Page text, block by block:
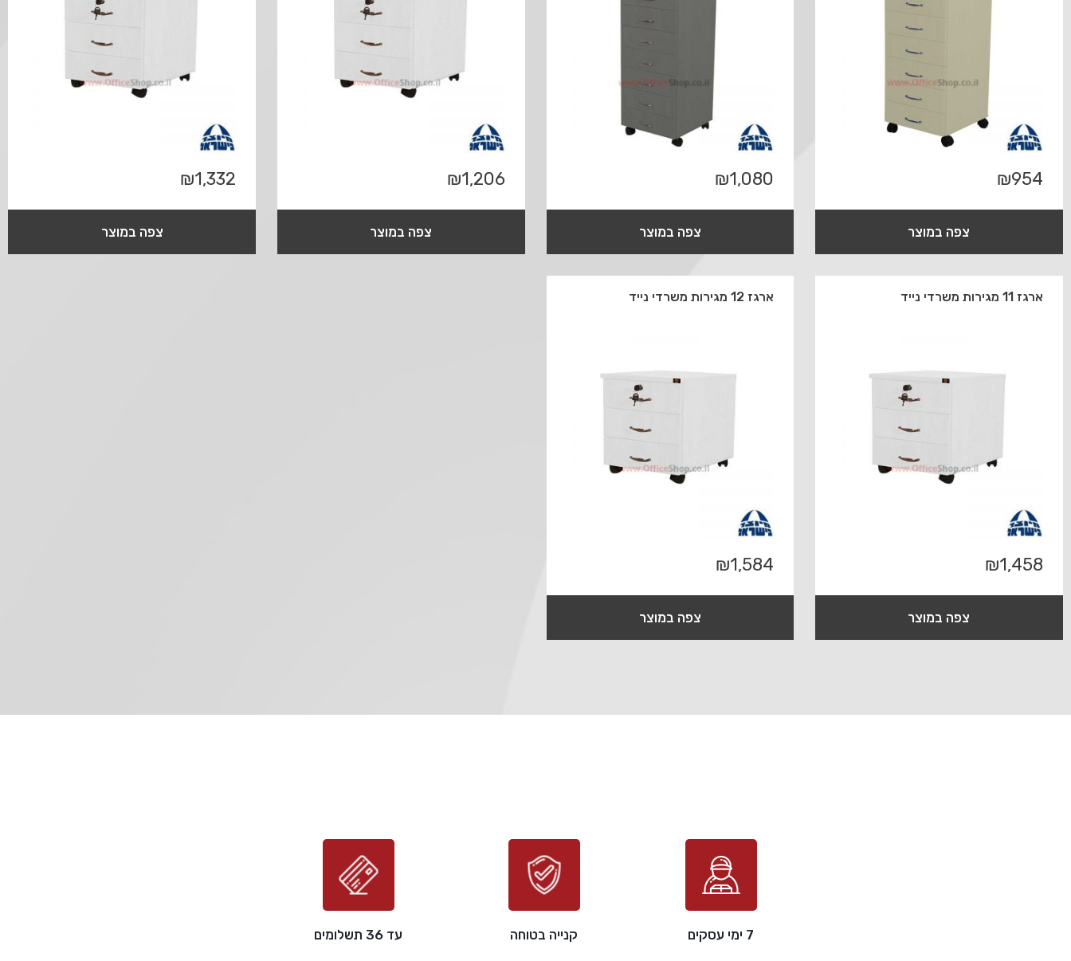
₪954
צפה במוצר
₪1,080
צפה במוצר
₪1,206
צפה במוצר
₪1,332
צפה במוצר
ארגז 11 מגירות משרדי נייד
₪1,458
צפה במוצר
ארגז 12 מגירות משרדי נייד
₪1,584
צפה במוצר
7 ימי עסקים קנייה בטוחה עד 36 תשלומים